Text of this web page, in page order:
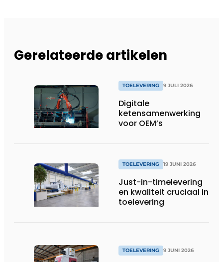
Gerelateerde artikelen
TOELEVERING 9 JULI 2026
Digitale
ketensamenwerking
voor OEM’s
TOELEVERING 19 JUNI 2026
Just-in-timelevering
en kwaliteit cruciaal in
toelevering
TOELEVERING 9 JUNI 2026